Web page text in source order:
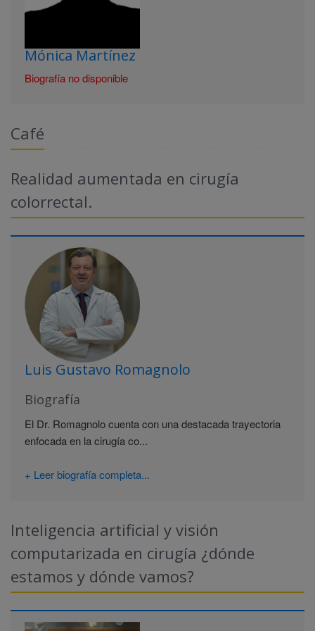
Mónica Martínez
Biografía no disponible
Café
Realidad aumentada en cirugía
colorrectal.
Luis Gustavo Romagnolo
Biografía
El Dr. Romagnolo cuenta con una destacada trayectoria
enfocada en la cirugía co...
+ Leer biografía completa...
Inteligencia artificial y visión
computarizada en cirugía ¿dónde
estamos y dónde vamos?